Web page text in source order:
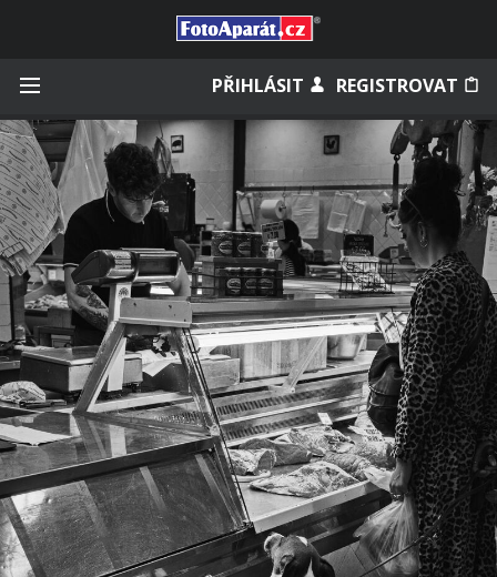
PŘIHLÁSIT REGISTROVAT
Zapamatovat
Zapomněli jste heslo?
Měli jste účet na starém webu?